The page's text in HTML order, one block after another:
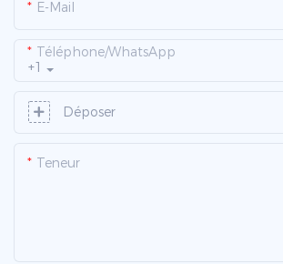
E-Mail
+1
Téléphone/WhatsApp
Déposer
Teneur